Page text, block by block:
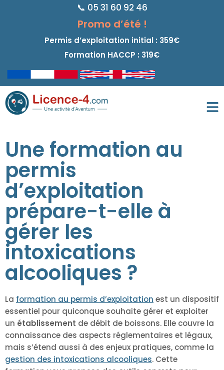
📞 05 31 60 92 46
Promo d’été !
Permis d’exploitation initial : 359€
Formation HACCP : 319€
Une formation au
permis
d’exploitation
prépare-t-elle à
gérer les
intoxications
alcooliques ?
La formation au permis d’exploitation est un dispositif
essentiel pour quiconque souhaite gérer et exploiter
un établissement de débit de boissons. Elle couvre la
connaissance des aspects réglementaires et légaux,
mais s’étend aussi à des enjeux pratiques, comme la
gestion des intoxications alcooliques. Cette